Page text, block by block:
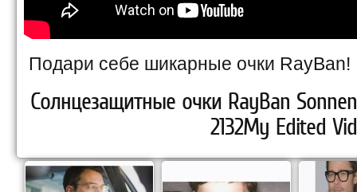
Подари себе шикарные очки RayBan!
Солнцезащитные очки RayBan
2132My Edited